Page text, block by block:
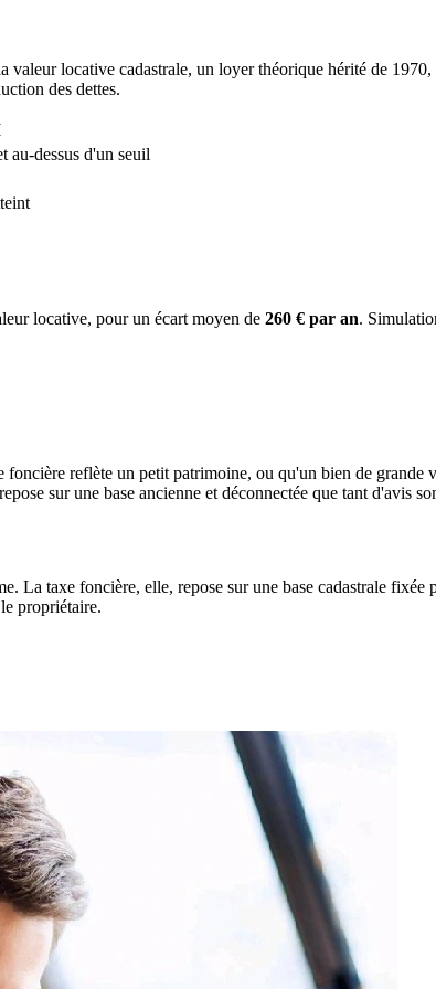
locative cadastrale, un loyer théorique hérité de
des dettes.
au-dessus d'un seuil
locative, pour un écart moyen de 260 € par an.
reflète un petit patrimoine, ou qu'un bien de
sur une base ancienne et déconnectée que tant d'avis
La taxe foncière, elle, repose sur une base cadastrale
propriétaire.